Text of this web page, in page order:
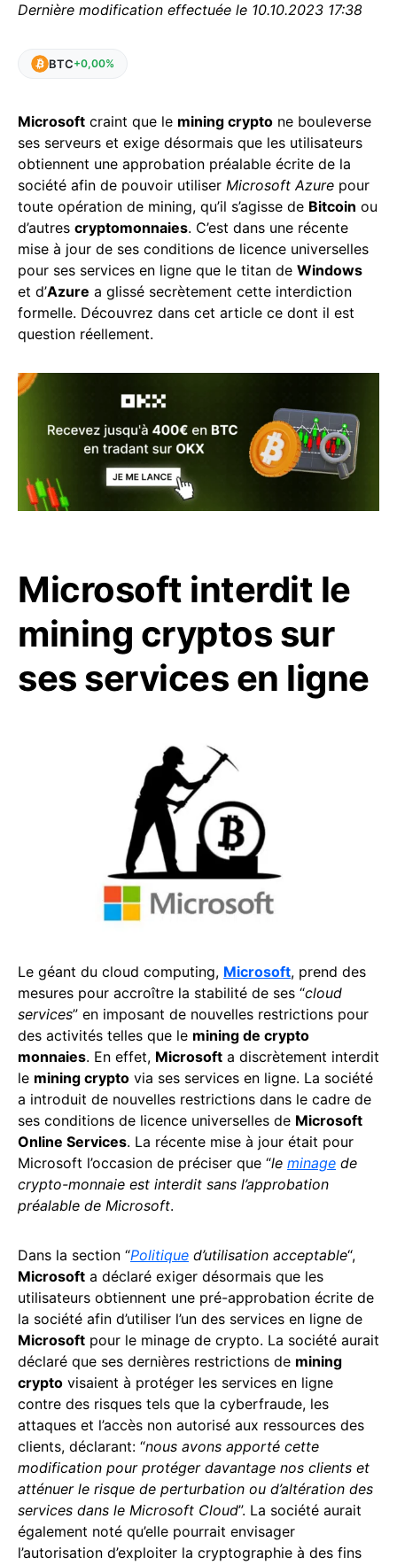
Dernière modification effectuée le 10.10.2023 17:38
BTC+0,00%
Microsoft craint que le mining crypto ne bouleverse
ses serveurs et exige désormais que les utilisateurs
obtiennent une approbation préalable écrite de la
société afin de pouvoir utiliser Microsoft Azure pour
toute opération de mining, qu’il s’agisse de Bitcoin ou
d’autres cryptomonnaies. C’est dans une récente
mise à jour de ses conditions de licence universelles
pour ses services en ligne que le titan de Windows
et d’Azure a glissé secrètement cette interdiction
formelle. Découvrez dans cet article ce dont il est
question réellement.
Microsoft interdit le
mining cryptos sur
ses services en ligne
Le géant du cloud computing, Microsoft, prend des
mesures pour accroître la stabilité de ses “cloud
services” en imposant de nouvelles restrictions pour
des activités telles que le mining de crypto
monnaies. En effet, Microsoft a discrètement interdit
le mining crypto via ses services en ligne. La société
a introduit de nouvelles restrictions dans le cadre de
ses conditions de licence universelles de Microsoft
Online Services. La récente mise à jour était pour
Microsoft l’occasion de préciser que “le minage de
crypto-monnaie est interdit sans l’approbation
préalable de Microsoft.
Dans la section “Politique d’utilisation acceptable“,
Microsoft a déclaré exiger désormais que les
utilisateurs obtiennent une pré-approbation écrite de
la société afin d’utiliser l’un des services en ligne de
Microsoft pour le minage de crypto. La société aurait
déclaré que ses dernières restrictions de mining
crypto visaient à protéger les services en ligne
contre des risques tels que la cyberfraude, les
attaques et l’accès non autorisé aux ressources des
clients, déclarant: “nous avons apporté cette
modification pour protéger davantage nos clients et
atténuer le risque de perturbation ou d’altération des
services dans le Microsoft Cloud”. La société aurait
également noté qu’elle pourrait envisager
l’autorisation d’exploiter la cryptographie à des fins